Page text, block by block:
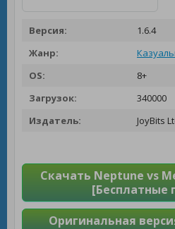
Версия:
1.6.4
Жанр:
OS:
8+
Загрузок:
340000
Издатель:
JoyBits
Скачать Neptune vs
[Бесплатные
Оригинальная